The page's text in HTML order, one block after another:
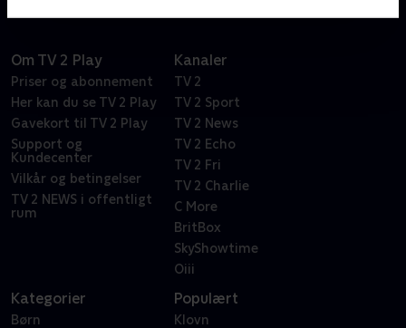
Om TV 2 Play
Priser og abonnement
Her kan du se TV 2 Play
Gavekort til TV 2 Play
Support og
Kundecenter
Vilkår og betingelser
TV 2 NEWS i offentligt
rum
Kanaler
TV 2
TV 2 Sport
TV 2 News
TV 2 Echo
TV 2 Fri
TV 2 Charlie
C More
BritBox
SkyShowtime
Oiii
Kategorier
Børn
Populært
Klovn